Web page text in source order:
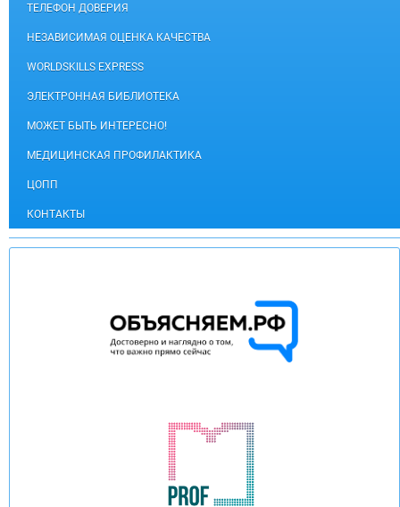
ТЕЛЕФОН ДОВЕРИЯ
НЕЗАВИСИМАЯ ОЦЕНКА КАЧЕСТВА
WORLDSKILLS EXPRESS
ЭЛЕКТРОННАЯ БИБЛИОТЕКА
МОЖЕТ БЫТЬ ИНТЕРЕСНО!
МЕДИЦИНСКАЯ ПРОФИЛАКТИКА
ЦОПП
КОНТАКТЫ